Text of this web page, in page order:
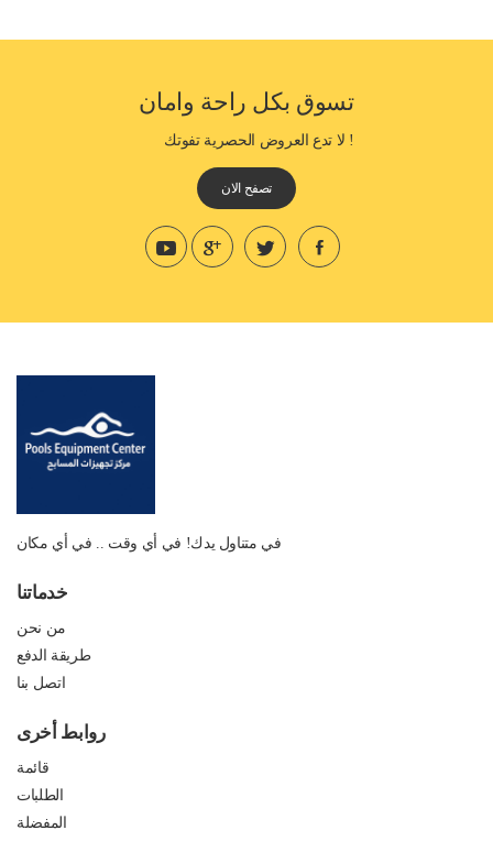
تسوق بكل راحة وامان
! لا تدع العروض الحصرية تفوتك
تصفح الان
في متناول يدك! في أي وقت .. في أي مكان
خدماتنا
من نحن
طريقة الدفع
اتصل بنا
روابط أخرى
قائمة
الطلبات
المفضلة